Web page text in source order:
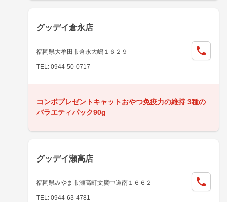
グッデイ倉永店
福岡県大牟田市倉永大嶋１６２９
TEL: 0944-50-0717
コンボプレゼントキャットおやつ免疫力の維持 3種の
バラエティパック90g
グッデイ瀬高店
福岡県みやま市瀬高町文廣中道南１６６２
TEL: 0944-63-4781